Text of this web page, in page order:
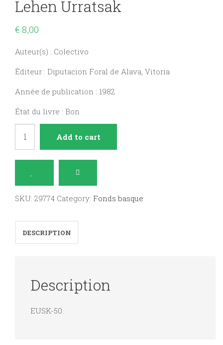
Lehen Urratsak
€ 8,00
Auteur(s) : Colectivo
Éditeur : Diputacion Foral de Alava, Vitoria
Année de publication : 1982
État du livre : Bon
años
herriaren
quantity
Add to cart
SKU: 29774 Category: Fonds basque
DESCRIPTION
Description
EUSK-50.